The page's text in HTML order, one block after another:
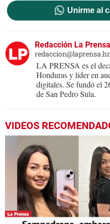
Unirme al
Redacción La Prensa
LA PRENSA es el
Honduras y líder en
digitales. Se fundó el
de San Pedro Sula.
VIDEOS